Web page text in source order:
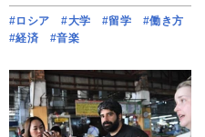
#ロシア #大学 #留学
#働き方
#経済
#音楽